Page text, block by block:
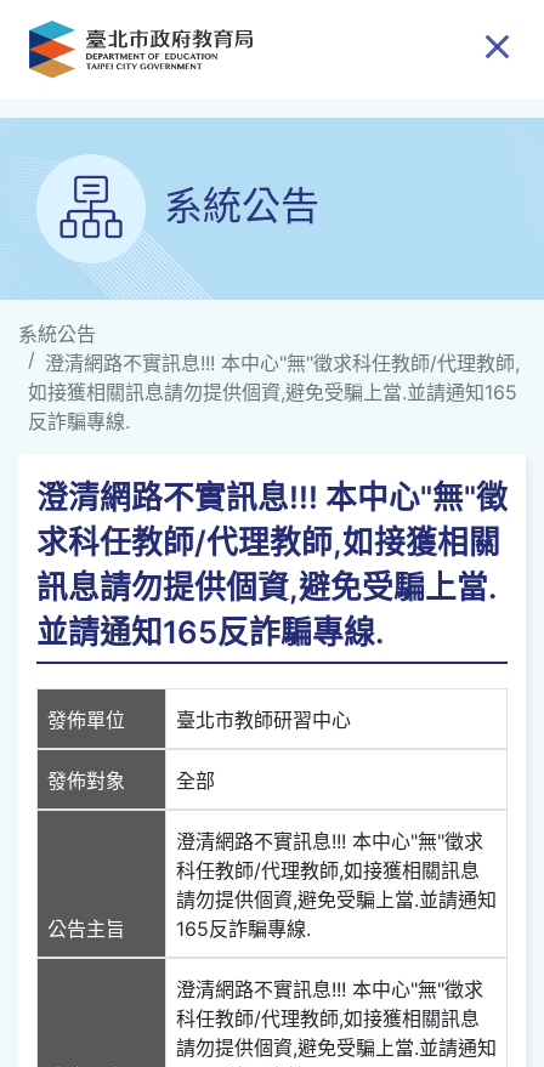
跳到主要內容
系統公告
系統公告
澄清網路不實訊息!!! 本中心"無"徵求科任教師/代理教師,
如接獲相關訊息請勿提供個資,避免受騙上當.並請通知165
反詐騙專線.
澄清網路不實訊息!!! 本中心"無"徵
求科任教師/代理教師,如接獲相關
訊息請勿提供個資,避免受騙上當.
並請通知165反詐騙專線.
發佈單位 臺北市教師研習中心
發佈對象 全部
公告主旨
澄清網路不實訊息!!! 本中心"無"徵求
科任教師/代理教師,如接獲相關訊息
請勿提供個資,避免受騙上當.並請通知
165反詐騙專線.
澄清網路不實訊息!!! 本中心"無"徵求
科任教師/代理教師,如接獲相關訊息
請勿提供個資,避免受騙上當.並請通知